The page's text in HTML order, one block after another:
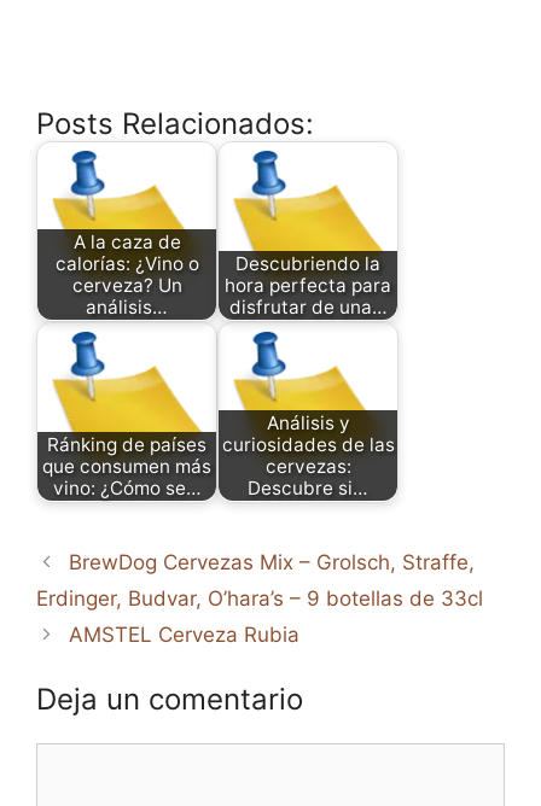
Posts Relacionados:
A la caza de
calorías: ¿Vino o
cerveza? Un
análisis…
Descubriendo la
hora perfecta para
disfrutar de una…
Ránking de países
que consumen más
vino: ¿Cómo se…
Análisis y
curiosidades de las
cervezas:
Descubre si…
BrewDog Cervezas Mix – Grolsch, Straffe,
Erdinger, Budvar, O’hara’s – 9 botellas de 33cl
AMSTEL Cerveza Rubia
Deja un comentario